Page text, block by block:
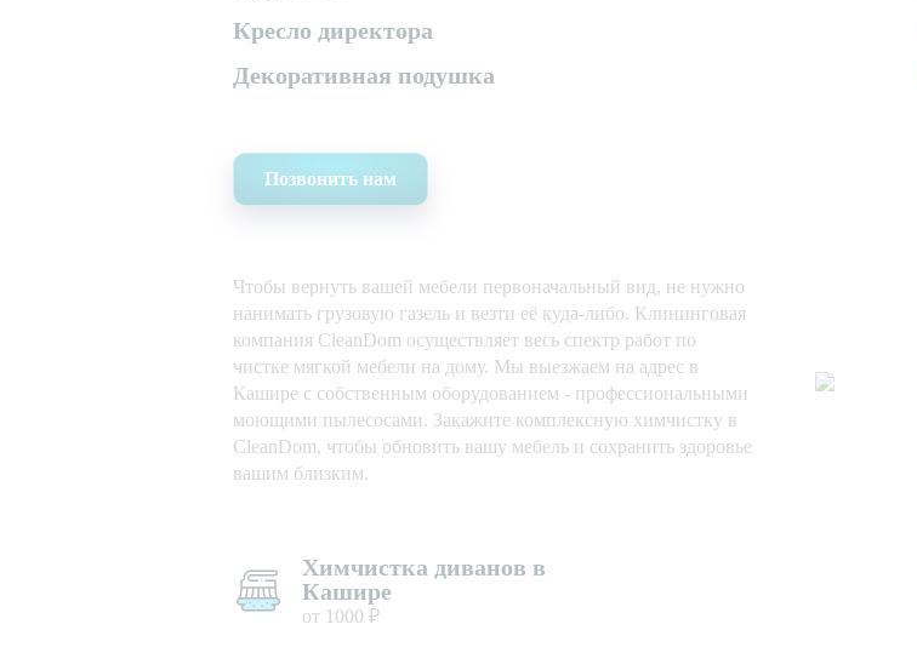
Кресло директора
Декоративная подушка
Позвонить нам
Чтобы вернуть вашей мебели первоначальный вид, не нужно
нанимать грузовую газель и везти её куда-либо. Клининговая
компания CleanDom осуществляет весь спектр работ по
чистке мягкой мебели на дому. Мы выезжаем на адрес в
Кашире с собственным оборудованием - профессиональными
моющими пылесосами. Закажите комплексную химчистку в
CleanDom, чтобы обновить вашу мебель и сохранить здоровье
вашим близким.
Химчистка диванов в
Кашире
от 1000 ₽